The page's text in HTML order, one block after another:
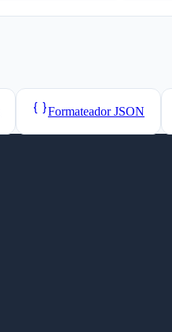
Formateador JSON